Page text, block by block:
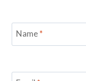
Name*